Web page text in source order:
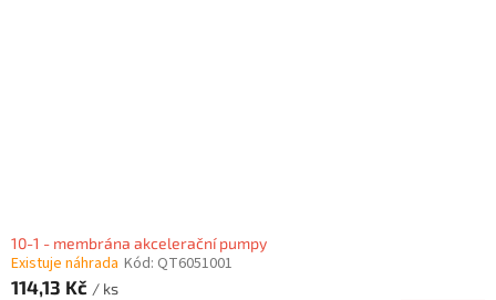
10-1 - membrána akcelerační pumpy
Existuje náhrada Kód: QT6051001
114,13 Kč / ks